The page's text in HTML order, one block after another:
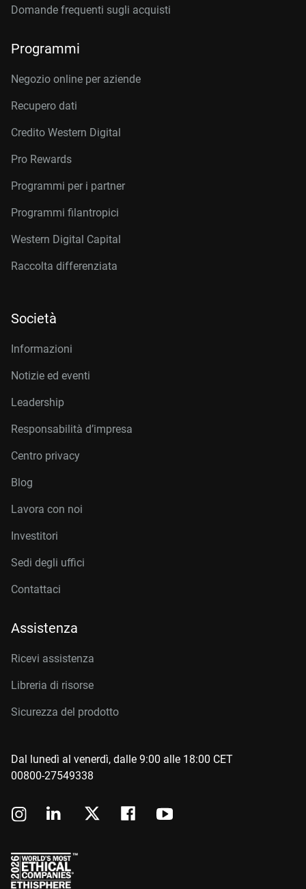
Domande frequenti sugli acquisti
Programmi
Negozio online per aziende
Recupero dati
Credito Western Digital
Pro Rewards
Programmi per i partner
Programmi filantropici
Western Digital Capital
Raccolta differenziata
Società
Informazioni
Notizie ed eventi
Leadership
Responsabilità d’impresa
Centro privacy
Blog
Lavora con noi
Investitori
Sedi degli uffici
Contattaci
Assistenza
Ricevi assistenza
Libreria di risorse
Sicurezza del prodotto
Dal lunedì al venerdì, dalle 9:00 alle 18:00 CET
00800-27549338